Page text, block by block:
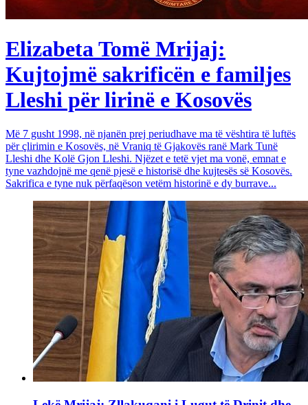
Elizabeta Tomë Mrijaj:
Kujtojmë sakrificën e familjes
Lleshi për lirinë e Kosovës
Më 7 gusht 1998, në njanën prej periudhave ma të vështira të luftës
për çlirimin e Kosovës, në Vraniq të Gjakovës ranë Mark Tunë
Lleshi dhe Kolë Gjon Lleshi. Njëzet e tetë vjet ma vonë, emnat e
tyne vazhdojnë me qenë pjesë e historisë dhe kujtesës së Kosovës.
Sakrifica e tyne nuk përfaqëson vetëm historinë e dy burrave...